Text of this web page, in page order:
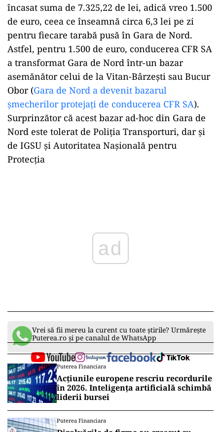
încasat suma de 7.325,22 de lei, adică vreo 1.500
de euro, ceea ce înseamnă circa 6,3 lei pe zi
pentru fiecare tarabă pusă în Gara de Nord.
Astfel, pentru 1.500 de euro, conducerea CFR SA
a transformat Gara de Nord într-un bazar
asemănător celui de la Vitan-Bârzești sau Bucur
Obor (Gara de Nord a devenit bazarul
șmecherilor protejați de conducerea CFR SA).
Surprinzător că acest bazar ad-hoc din Gara de
Nord este tolerat de Poliția Transporturi, dar și
de IGSU și Autoritatea Nașională pentru
Protecția
Vrei să fii mereu la curent cu toate știrile? Urmărește
Puterea.ro și pe canalul de WhatsApp
Puterea Financiara
Acțiunile europene rescriu recordurile
în 2026. Inteligența artificială schimbă
liderii bursei
Puterea Financiara